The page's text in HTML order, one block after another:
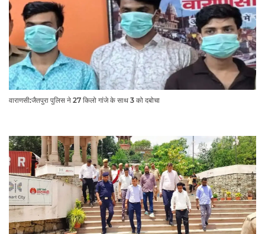
वाराणसी:जैतपुरा पुलिस ने 27 किलो गांजे के साथ 3 को दबोचा